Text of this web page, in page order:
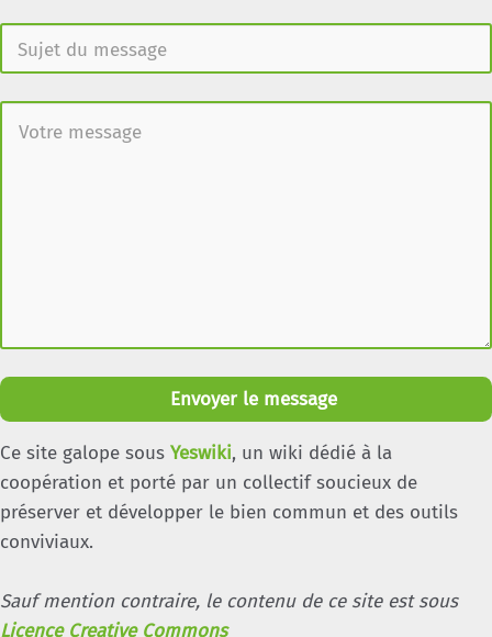
Envoyer le message
Ce site galope sous Yeswiki, un wiki dédié à la
coopération et porté par un collectif soucieux de
préserver et développer le bien commun et des outils
conviviaux.
Sauf mention contraire, le contenu de ce site est sous
Licence Creative Commons